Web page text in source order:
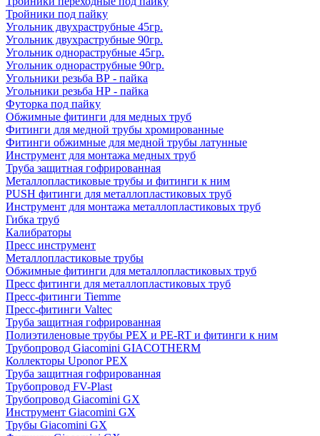
Тройники под пайку
Угольник двухраструбные 45гр.
Угольник двухраструбные 90гр.
Угольник однораструбные 45гр.
Угольник однораструбные 90гр.
Угольники резьба ВР - пайка
Угольники резьба НР - пайка
Футорка под пайку
Обжимные фитинги для медных труб
Фитинги для медной трубы хромированные
Фитинги обжимные для медной трубы латунные
Инструмент для монтажа медных труб
Труба защитная гофрированная
Металлопластиковые трубы и фитинги к ним
PUSH фитинги для металлопластиковых труб
Инструмент для монтажа металлопластиковых труб
Гибка труб
Калибраторы
Пресс инструмент
Металлопластиковые трубы
Обжимные фитинги для металлопластиковых труб
Пресс фитинги для металлопластиковых труб
Пресс-фитинги Tiemme
Пресс-фитинги Valtec
Труба защитная гофрированная
Полиэтиленовые трубы PEX и PE-RT и фитинги к ним
Трубопровод Giacomini GIACOTHERM
Коллекторы Uponor PEX
Труба защитная гофрированная
Трубопровод FV-Plast
Трубопровод Giacomini GX
Инструмент Giacomini GX
Трубы Giacomini GX